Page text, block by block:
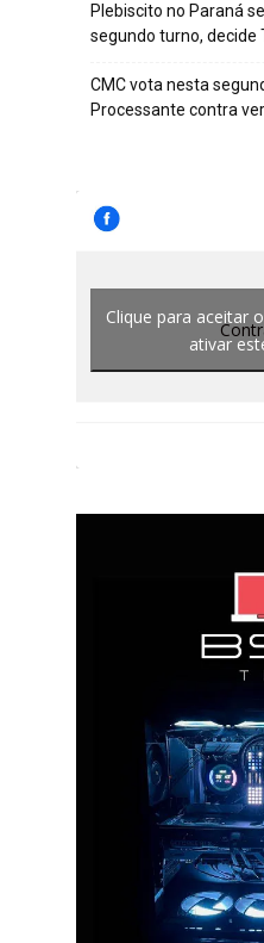
Plebiscito no Paraná
segundo turno, decide
CMC vota nesta
Processante contra
Clique para aceitar
ativar